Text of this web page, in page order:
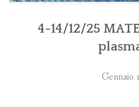
4-14/12/25
Gennaio